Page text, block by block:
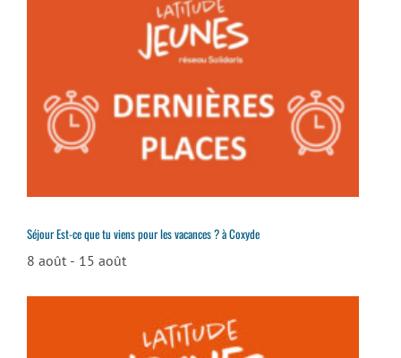
Séjour Est-ce que tu viens pour les vacances ? à Coxyde
8 août - 15 août